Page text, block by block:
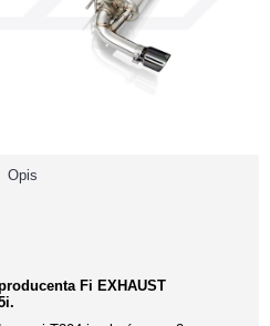
Opis
Fi EXHAUST